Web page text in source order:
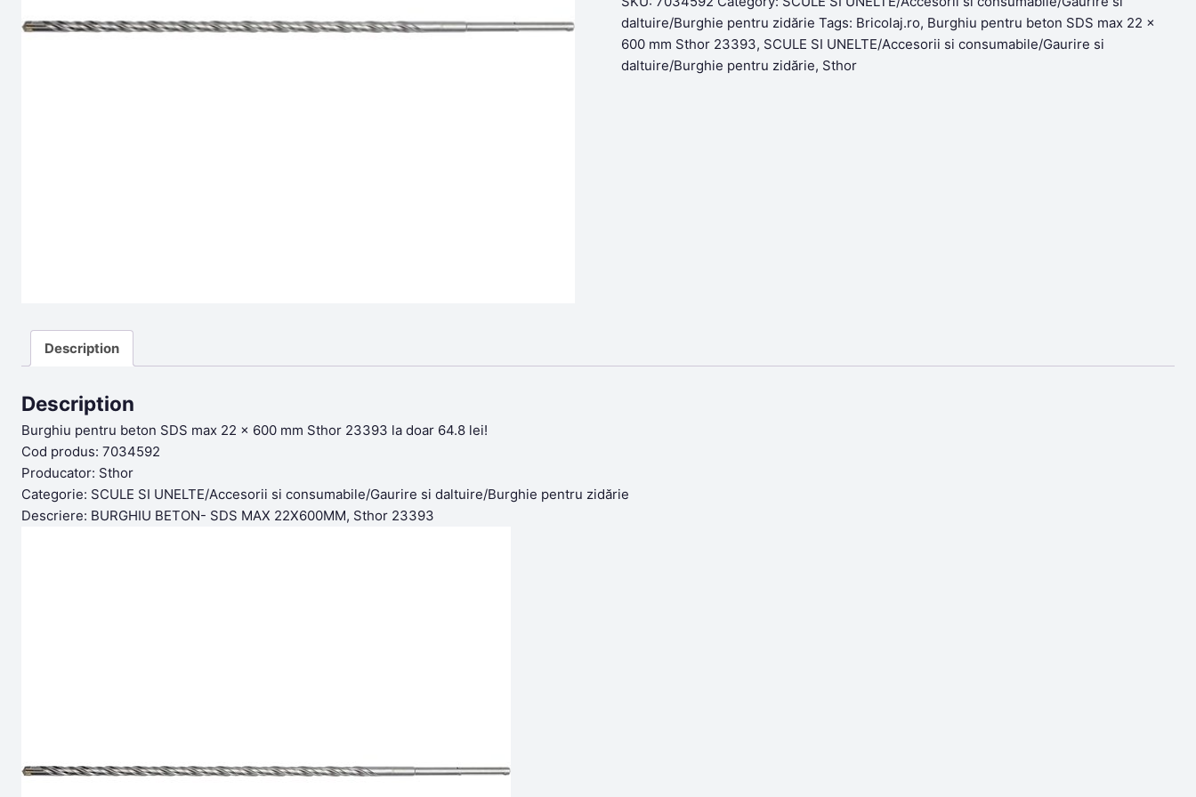
64,80lei.52,98lei.
daltuire/Burghie pentru zidărie Tags: Bricolaj.ro, Burghiu pentru beton SDS max 22 x
600 mm Sthor 23393, SCULE SI UNELTE/Accesorii si consumabile/Gaurire si
daltuire/Burghie pentru zidărie, Sthor
Description
Description
Burghiu pentru beton SDS max 22 x 600 mm Sthor 23393 la doar 64.8 lei!
Cod produs: 7034592
Producator: Sthor
Categorie: SCULE SI UNELTE/Accesorii si consumabile/Gaurire si daltuire/Burghie pentru zidărie
Descriere: BURGHIU BETON- SDS MAX 22X600MM, Sthor 23393